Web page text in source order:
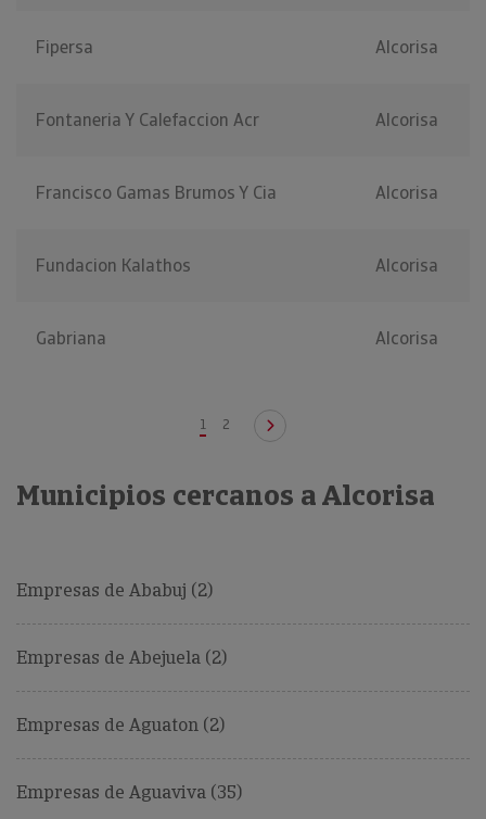
Fipersa Alcorisa
Fontaneria Y Calefaccion Acr Alcorisa
Francisco Gamas Brumos Y Cia Alcorisa
Fundacion Kalathos Alcorisa
Gabriana Alcorisa
1 2
Municipios cercanos a Alcorisa
Empresas de Ababuj (2)
Empresas de Abejuela (2)
Empresas de Aguaton (2)
Empresas de Aguaviva (35)